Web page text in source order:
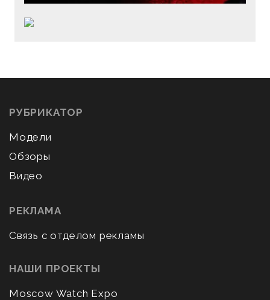
РУБРИКАТОР
Модели
Обзоры
Видео
РЕКЛАМА
Связь с отделом рекламы
НАШИ ПРОЕКТЫ
Moscow Watch Expo